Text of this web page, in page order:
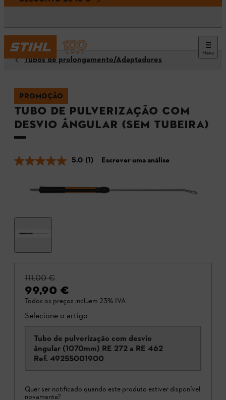
Menu
Tubos de prolongamento/Adaptadores
PROMOÇÃO
Tubo de pulverização com
desvio ângular (sem tubeira)
5.0 (1) Escrever uma análise
111,00 €
99,90 €
Todos os preços incluem 23% IVA.
Selecione o artigo
Tubo de pulverização com desvio
ângular (1070mm) RE 272 a RE 462
Ref. 49255001900
Quer ser notificado quando este produto estiver disponível
novamente?